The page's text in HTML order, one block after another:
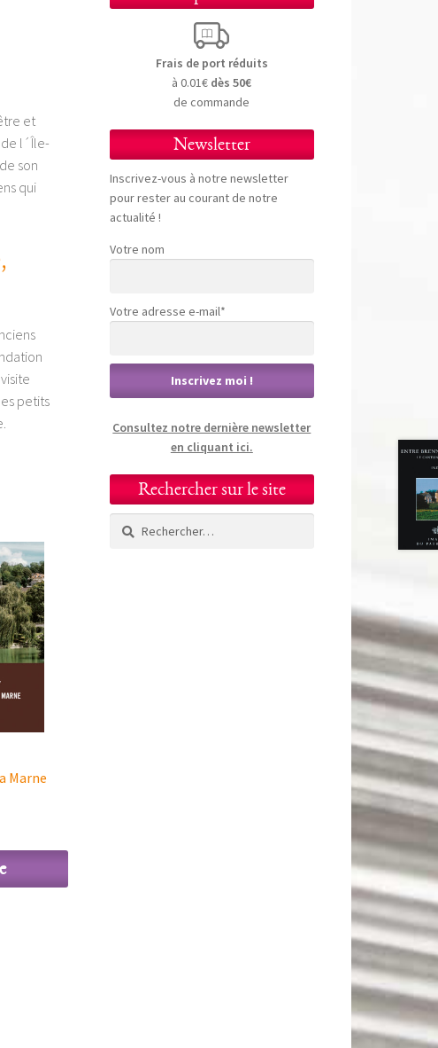
et
l´Île-
son
qui
petits
Marne
Frais de port réduits
à 0.01€ dès 50€
de commande
Newsletter
Inscrivez-vous à notre newsletter
pour rester au courant de notre
actualité !
Votre nom
Votre adresse e-mail*
Consultez notre dernière newsletter
en cliquant ici.
Rechercher sur le site
Rechercher :